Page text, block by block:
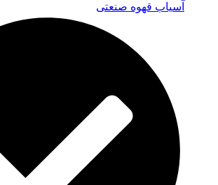
آسیاب قهوه صنعتی